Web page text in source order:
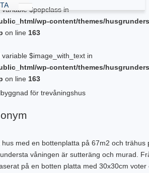
HÄR
HÄR
IGEN
PÅ BERG
$popclass in
wp-content/themes/
on line 163
variable $image_with_text in
wp-content/themes/
on line 163
med en bottenplatta på 67m2 och trähus
våningen är sutteräng och murad.
på en botten platta med 30x30cm voter